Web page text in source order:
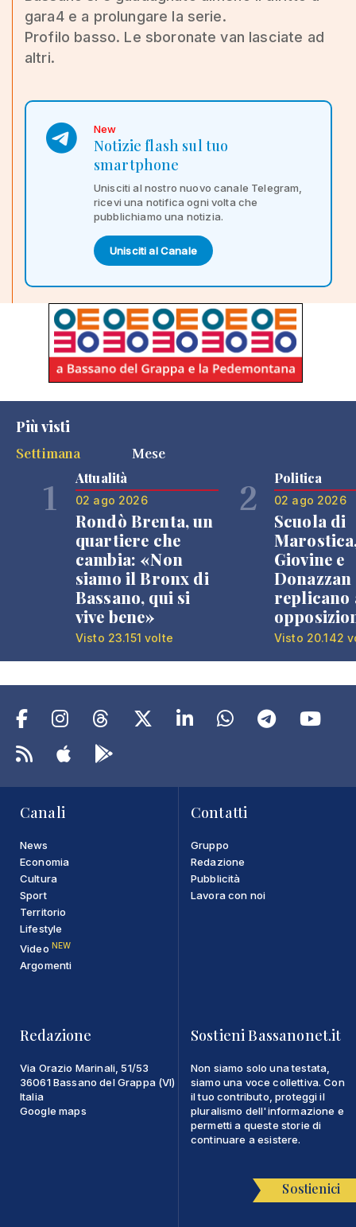
gara4 e a prolungare la serie.
Profilo basso. Le sboronate van lasciate ad
altri.
New
Notizie flash sul tuo
smartphone
Unisciti al nostro nuovo canale Telegram,
ricevi una notifica ogni volta che
pubblichiamo una notizia.
Unisciti al Canale
Più visti
Settimana
Mese
1 Attualità
02 ago 2026
Rondò Brenta, un
quartiere che
cambia: «Non
siamo il Bronx di
Bassano, qui si
vive bene»
Visto 23.151 volte
2 Politica
02 ago 2026
Scuola di
Giovine e
Donazzan
replicano
Visto 20.142
Canali
News
Economia
Cultura
Sport
Territorio
Lifestyle
Video NEW
Argomenti
Contatti
Gruppo
Redazione
Pubblicità
Lavora con noi
Redazione
Via Orazio Marinali, 51/53
36061 Bassano del Grappa (VI)
Italia
Google maps
Sostieni Bassanonet.it
Non siamo solo una testata,
siamo una voce collettiva. Con
il tuo contributo, proteggi il
pluralismo dell'informazione e
permetti a queste storie di
continuare a esistere.
Sostienici